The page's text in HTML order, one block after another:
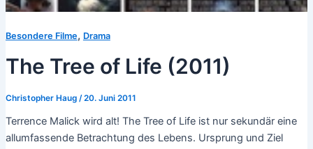
Besondere Filme, Drama
The Tree of Life (2011)
Christopher Haug /20. Juni 2011
Terrence Malick wird alt! The Tree of Life ist nur sekundär eine
allumfassende Betrachtung des Lebens. Ursprung und Ziel